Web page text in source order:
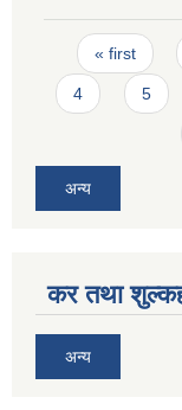
Pages
« first
4 5
अन्य
कर तथा
अन्य